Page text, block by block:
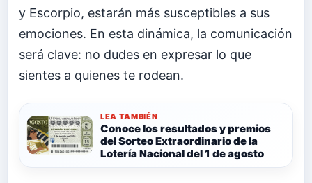
y Escorpio, estarán más susceptibles a sus
emociones. En esta dinámica, la comunicación
será clave: no dudes en expresar lo que
sientes a quienes te rodean.
LEA TAMBIÉN
Conoce los resultados y premios
del Sorteo Extraordinario de la
Lotería Nacional del 1 de agosto